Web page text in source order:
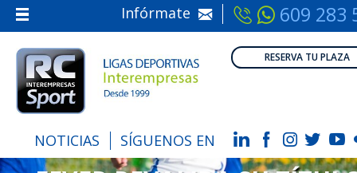
Infórmate 609 283
RESERVA TU PLAZA
NOTICIAS SÍGUENOS EN
Inicio
Nosotros
Información
Calendarios
Inscripción